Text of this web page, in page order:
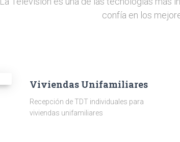
confía en los
Viviendas Unifamiliares
Recepción de TDT individuales para
viviendas unifamiliares